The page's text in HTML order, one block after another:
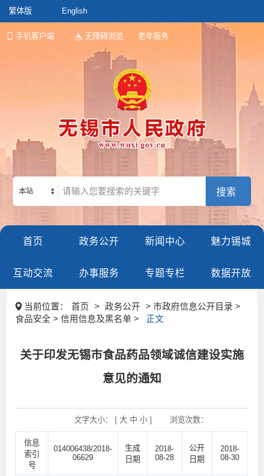
繁体版 English
手机客户端 无障碍浏览 老年服务
本站
首页 政务公开 新闻中心 魅力锡城
互动交流 办事服务 专题专栏 数据开放
当前位置： 首页 > 政务公开
> 市政府信息公开目录 >
食品安全 > 信用信息及黑名单 >
正文
关于印发无锡市食品药品领域诚信建设实施
意见的通知
文字大小： [ 大 中 小] 浏览次数：
信息
索引
号
014006438/2018-
06629
生成
日期
2018-
08-28
公开
日期
2018-
08-30